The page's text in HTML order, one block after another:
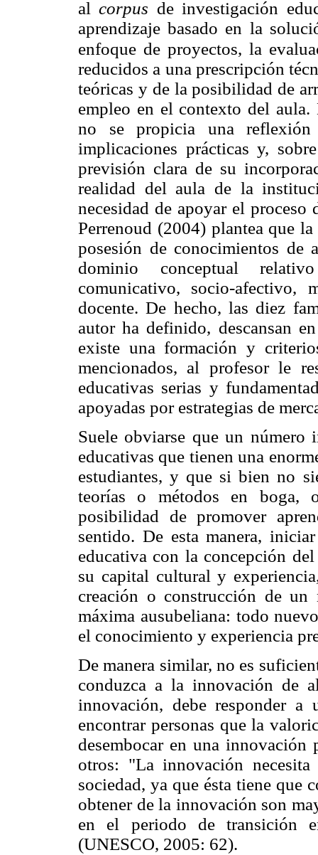
alcorpus de investigación
aprendizaje basado en la
enfoque de proyectos, la
reducidos a una prescripción
teóricas y de la posibilidad de
empleo en el contexto del
no se propicia una reflexión
implicaciones prácticas y,
previsión clara de su
realidad del aula de la
necesidad de apoyar el
Perrenoud (2004) plantea que
posesión de conocimientos de
dominio conceptual
comunicativo, socio-
docente. De hecho, las diez
autor ha definido, descansan
existe una formación y
mencionados, al profesor le
educativas serias y
apoyadas por estrategias de
Suele obviarse que un número
educativas que tienen una
estudiantes, y que si bien no
teorías o métodos en boga,
posibilidad de promover
sentido. De esta manera,
educativa con la concepción
su capital cultural y
creación o construcción de un
máxima ausubeliana: todo
el conocimiento y experiencia
De manera similar, no es
conduzca a la innovación de
innovación, debe responder a
encontrar personas que la
desembocar en una
otros: "La innovación necesita
sociedad, ya que ésta tiene que
obtener de la innovación son
en el periodo de transición
(UNESCO, 2005: 62).